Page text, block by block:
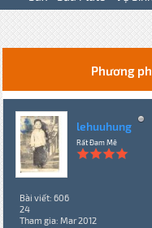
Phương
lehuuhung
Rất Đam Mê
Bài viết: 606
24
Tham gia: Mar 2012